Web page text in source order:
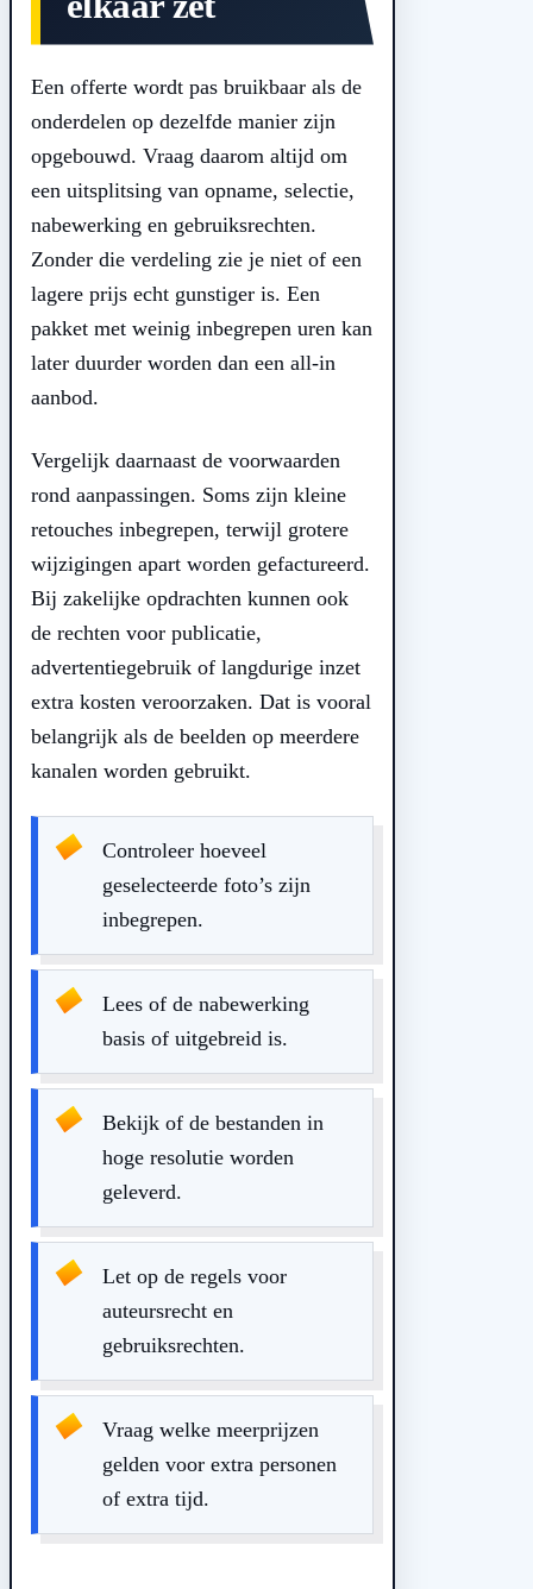
Een offerte wordt pas bruikbaar als de
onderdelen op dezelfde manier zijn
opgebouwd. Vraag daarom altijd om
een uitsplitsing van opname, selectie,
nabewerking en gebruiksrechten.
Zonder die verdeling zie je niet of een
lagere prijs echt gunstiger is. Een
pakket met weinig inbegrepen uren kan
later duurder worden dan een all-in
aanbod.
Vergelijk daarnaast de voorwaarden
rond aanpassingen. Soms zijn kleine
retouches inbegrepen, terwijl grotere
wijzigingen apart worden gefactureerd.
Bij zakelijke opdrachten kunnen ook
de rechten voor publicatie,
advertentiegebruik of langdurige inzet
extra kosten veroorzaken. Dat is vooral
belangrijk als de beelden op meerdere
kanalen worden gebruikt.
Controleer hoeveel
geselecteerde foto’s zijn
inbegrepen.
Lees of de nabewerking
basis of uitgebreid is.
Bekijk of de bestanden in
hoge resolutie worden
geleverd.
Let op de regels voor
auteursrecht en
gebruiksrechten.
Vraag welke meerprijzen
gelden voor extra personen
of extra tijd.